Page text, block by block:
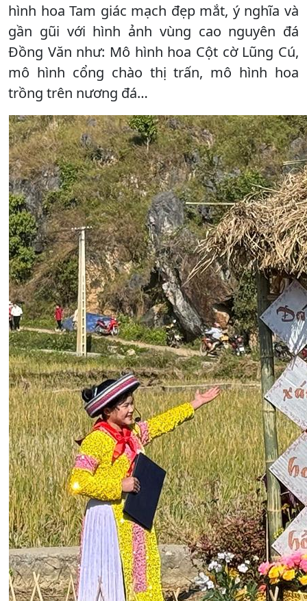
hình hoa Tam giác mạch đẹp mắt, ý nghĩa và
gần gũi với hình ảnh vùng cao nguyên đá
Đồng Văn như: Mô hình hoa Cột cờ Lũng Cú,
mô hình cổng chào thị trấn, mô hình hoa
trồng trên nương đá…